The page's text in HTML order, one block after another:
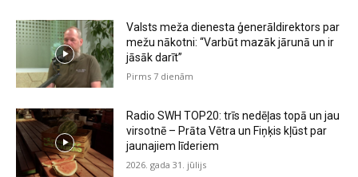
Valsts meža dienesta ģenerāldirektors par
mežu nākotni: “Varbūt mazāk jārunā un ir
jāsāk darīt”
Pirms 7 dienām
Radio SWH TOP20: trīs nedēļas topā un jau
virsotnē – Prāta Vētra un Fiņķis kļūst par
jaunajiem līderiem
2026. gada 31. jūlijs